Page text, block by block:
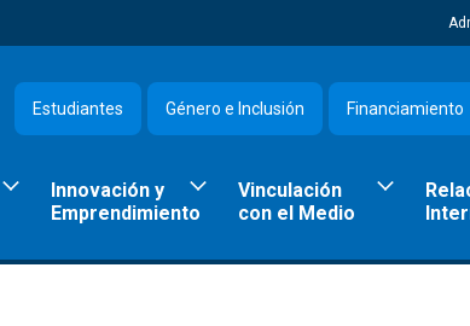
Estudiantes Género e Inclusión Financiamiento
Innovación y
Emprendimiento
Vinculación
con el Medio